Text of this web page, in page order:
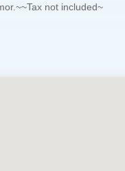
not included~